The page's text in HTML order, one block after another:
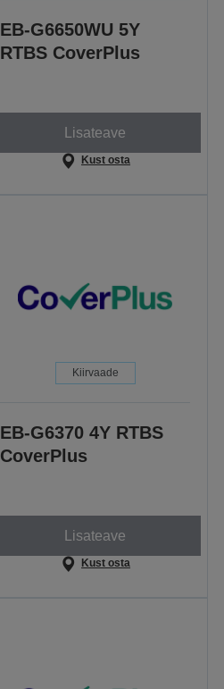
EB-G6650WU 5Y
RTBS CoverPlus
Lisateave
Kust osta
Kiirvaade
EB-G6370 4Y RTBS
CoverPlus
Lisateave
Kust osta